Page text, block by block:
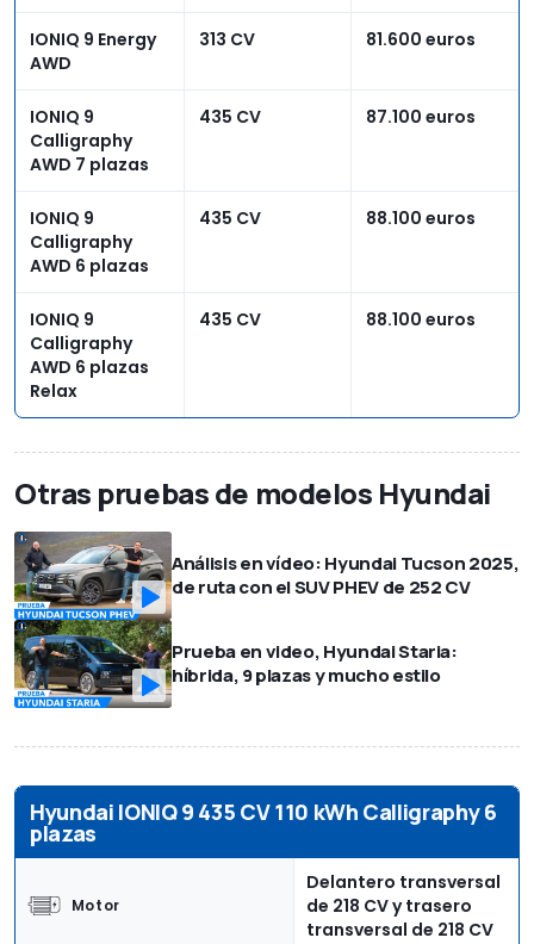
IONIQ 9 Energy
AWD
313 CV 81.600 euros
IONIQ 9
Calligraphy
AWD 7 plazas
435 CV 87.100 euros
IONIQ 9
Calligraphy
AWD 6 plazas
435 CV 88.100 euros
IONIQ 9
Calligraphy
AWD 6 plazas
Relax
435 CV 88.100 euros
Otras pruebas de modelos Hyundai
Análisis en vídeo: Hyundai Tucson 2025,
de ruta con el SUV PHEV de 252 CV
Prueba en video, Hyundai Staria:
híbrida, 9 plazas y mucho estilo
Hyundai IONIQ 9 435 CV 110 kWh Calligraphy 6
plazas
Motor
Delantero transversal
de 218 CV y trasero
transversal de 218 CV